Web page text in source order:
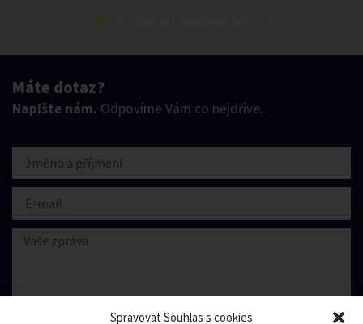
Spravovat Souhlas s cookies
Máte dotaz?
Napište nám. Odpovíme Vám co nejdříve.